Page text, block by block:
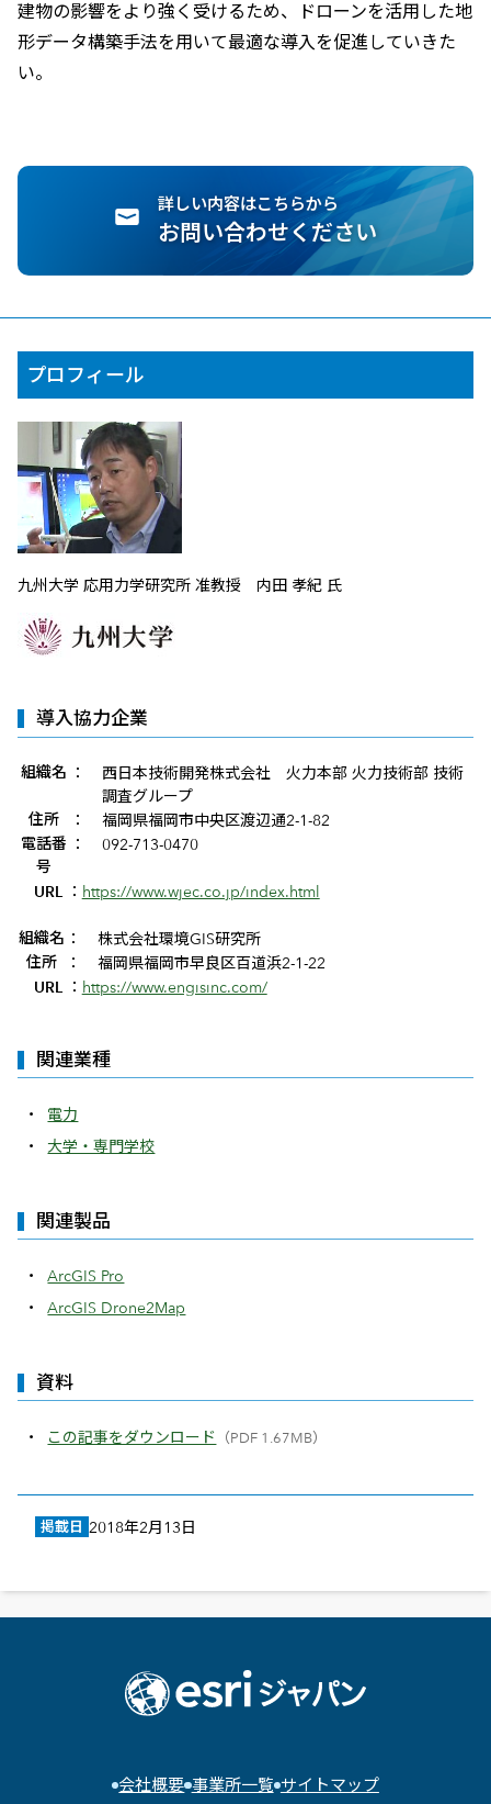
建物の影響をより強く受けるため、ドローンを活用した地
形データ構築手法を用いて最適な導入を促進していきた
い。
詳しい内容はこちらから
お問い合わせください
プロフィール
九州大学 応用力学研究所 准教授 内田 孝紀 氏
導入協力企業
企業情報
組織名 ：
西日本技術開発株式会社 火力本部 火力技術部 技術
調査グループ
住所 ： 福岡県福岡市中央区渡辺通2-1-82
電話番
号
： 092-713-0470
URL ： https://www.wjec.co.jp/index.html
企業情報
組織名 ： 株式会社環境GIS研究所
住所 ： 福岡県福岡市早良区百道浜2-1-22
URL ： https://www.engisinc.com/
掲載日 2018年2月13日
関連業種
電力
大学・専門学校
関連製品
ArcGIS Pro
ArcGIS Drone2Map
資料
この記事をダウンロード （PDF 1.67MB）
会社概要 事業所一覧 サイトマップ